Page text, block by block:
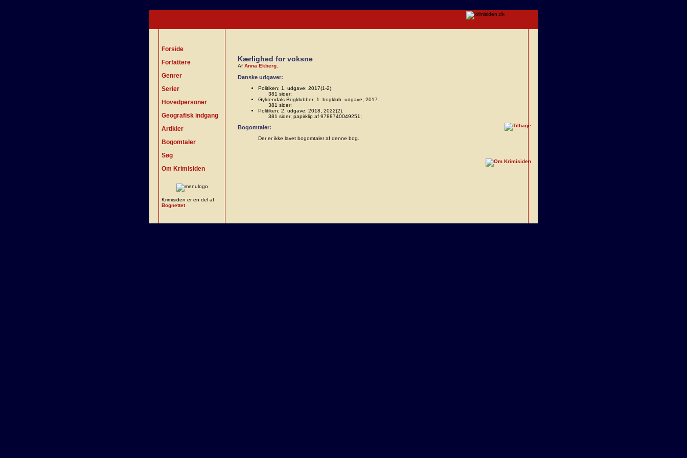
Forside
Forfattere
Genrer
Serier
Hovedpersoner
Geografisk indgang
Artikler
Bogomtaler
Søg
Om Krimisiden
Krimisiden er en del af
Bognettet
Kærlighed for voksne
Af Anna Ekberg
Danske udgaver:
Politiken; 1. udgave; 2017(1-2).
381 sider;
Gyldendals Bogklubber; 1. bogklub. udgave; 2017.
381 sider;
Politiken; 2. udgave; 2018, 2022(2).
381 sider; papirklip af 9788740049251;
Bogomtaler:
Der er ikke lavet bogomtaler af denne bog.